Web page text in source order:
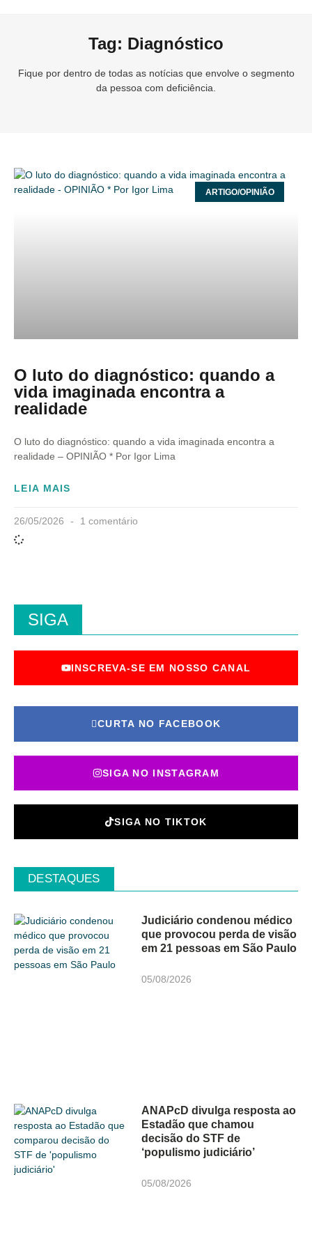
Tag: Diagnóstico
Fique por dentro de todas as notícias que envolve o segmento
da pessoa com deficiência.
ARTIGO/OPINIÃO
O luto do diagnóstico: quando a
vida imaginada encontra a
realidade
O luto do diagnóstico: quando a vida imaginada encontra a
realidade – OPINIÃO * Por Igor Lima
LEIA MAIS
26/05/2026 1 comentário
SIGA
INSCREVA-SE EM NOSSO CANAL
CURTA NO FACEBOOK
SIGA NO INSTAGRAM
SIGA NO TIKTOK
DESTAQUES
Judiciário condenou médico
que provocou perda de visão
em 21 pessoas em São Paulo
05/08/2026
ANAPcD divulga resposta ao
Estadão que chamou
decisão do STF de
‘populismo judiciário’
05/08/2026